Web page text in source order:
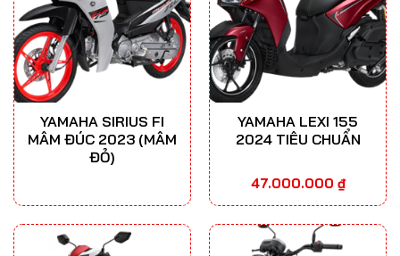
YAMAHA SIRIUS FI
MÂM ĐÚC 2023 (MÂM
ĐỎ)
YAMAHA LEXI 155
2024 TIÊU CHUẨN
47.000.000 ₫